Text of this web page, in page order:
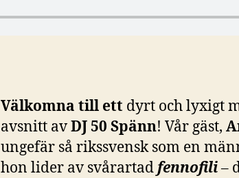
Välkomna till ett dyrt och lyxigt
avsnitt avDJ 50 Spänn! Vår gäst,
ungefär så rikssvensk som en
hon lider av svårartadfennofili–